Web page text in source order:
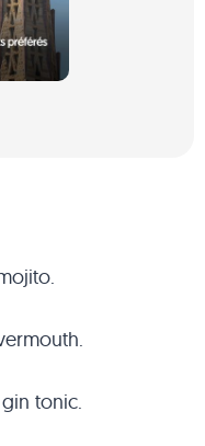
tonic.